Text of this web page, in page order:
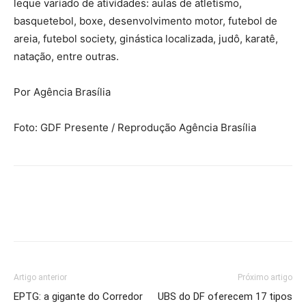
leque variado de atividades: aulas de atletismo,
basquetebol, boxe, desenvolvimento motor, futebol de
areia, futebol society, ginástica localizada, judô, karatê,
natação, entre outras.
Por Agência Brasília
Foto: GDF Presente / Reprodução Agência Brasília
Artigo anterior
EPTG: a gigante do Corredor
Próximo artigo
UBS do DF oferecem 17 tipos